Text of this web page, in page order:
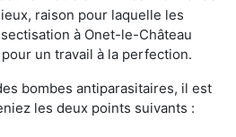
raison pour laquelle les
à Onet-le-Château
un travail à la perfection.
bombes antiparasitaires, il est
les deux points suivants :